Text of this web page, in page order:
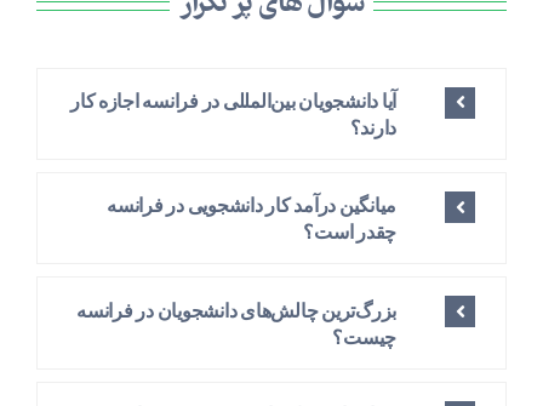
آیا دانشجویان بین‌المللی در فرانسه اجازه کار
دارند؟
میانگین درآمد کار دانشجویی در فرانسه
چقدر است؟
بزرگ‌ترین چالش‌های دانشجویان در فرانسه
چیست؟